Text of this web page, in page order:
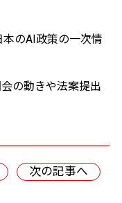
のAI政策の一次情
会の動きや法案提出
次の記事へ